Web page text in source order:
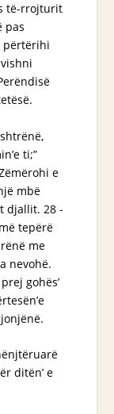
të-rrojturit
pas
përtërihi
ti;”
e
mbë
djallit. 28 -
tepërë
me
nevohë.
gohës’
ditën’ e